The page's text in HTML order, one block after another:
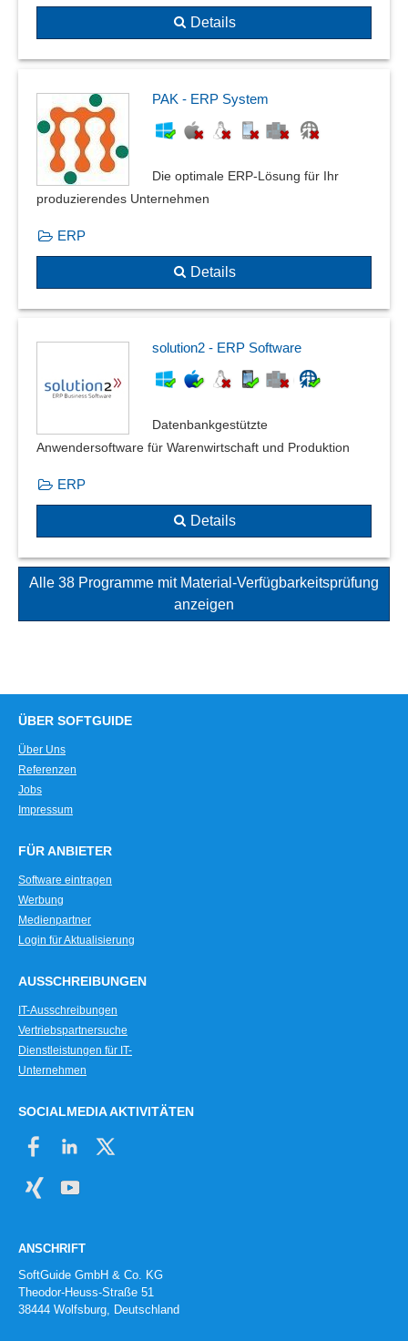
Details
PAK - ERP System
Die optimale ERP-Lösung für Ihr
produzierendes Unternehmen
ERP
Details
solution2 - ERP Software
Datenbankgestützte
Anwendersoftware für Warenwirtschaft und Produktion
ERP
Details
Alle 38 Programme mit Material-Verfügbarkeitsprüfung
anzeigen
ÜBER SOFTGUIDE
Über Uns
Referenzen
Jobs
Impressum
FÜR ANBIETER
Software eintragen
Werbung
Medienpartner
Login für Aktualisierung
AUSSCHREIBUNGEN
IT-Ausschreibungen
Vertriebspartnersuche
Dienstleistungen für IT-
Unternehmen
SOCIALMEDIA AKTIVITÄTEN
ANSCHRIFT
SoftGuide GmbH & Co. KG
Theodor-Heuss-Straße 51
38444 Wolfsburg, Deutschland